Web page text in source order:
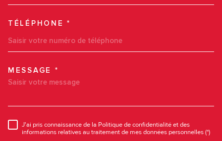
TÉLÉPHONE *
MESSAGE *
RÈGLEMENTATION
J'ai pris connaissance de la Politique de confidentialité et des
informations relatives au traitement de mes données personnelles (*)